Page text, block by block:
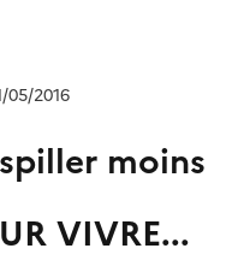
05/2016
moins
VIVRE...